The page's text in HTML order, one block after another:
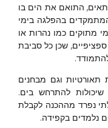
התואם את הים בו
בהפלגה בימי
מתוקים כמו נהרות או
שכן כל סביבת
תאורטיות וגם מבחנים
להתרחש בים.
נפרד מההכנה לקבלת
נלמדים בקפידה.